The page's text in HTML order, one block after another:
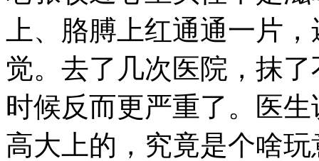
上、胳膊上红通通一片
觉。去了几次医院，抹
时候反而更严重了。医
高大上的，究竟是个啥